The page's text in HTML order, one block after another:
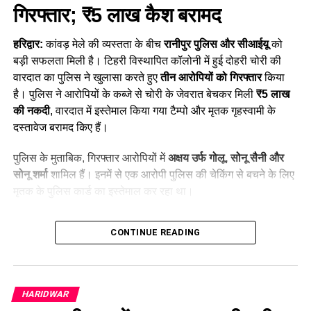
प्रतिबंधित स्थानों पर स्नान से लगातार हो
रहे हादसे
कांवड़ मेले को देखते हुए हरकी पैड़ी और आसपास के घाटों पर प्रशासन ने
सुरक्षा के व्यापक इंतजाम किए हैं। श्रद्धालुओं और कांवड़ियों से लगातार
अपील की जा रही है कि वे निर्धारित और सुरक्षित घाटों पर ही स्नान करें।
इसके साथ ही तेज बहाव वाले क्षेत्रों और प्रतिबंधित स्थानों पर जाने से
इसके बावजूद कई श्रद्धालु सुरक्षा के लिए लगाई गई रेलिंग को पार कर नदी
के ऐसे हिस्सों में पहुंच जाते हैं, जहां पानी की गहराई और बहाव का अंदाजा
हो सकती है।
गिरफ्तार; ₹5 लाख कैश बरामद
हरिद्वार: कांवड़ मेले की व्यस्तता के बीचरानीपुर पुलिस और सीआईयूको
बड़ी सफलता मिली है। टिहरी विस्थापित कॉलोनी में हुई दोहरी चोरी की
वारदात का पुलिस ने खुलासा करते हुएतीन आरोपियों को गिरफ्तारकिया
है। पुलिस ने आरोपियों के कब्जे से चोरी के जेवरात बेचकर मिली ₹5 लाख
की नकदी, वारदात में इस्तेमाल किया गया टैम्पो और मृतक गृहस्वामी के
दस्तावेज बरामद किए हैं।
पुलिस के मुताबिक, गिरफ्तार आरोपियों मेंअक्षय उर्फ गोलू, सोनू सैनी और
सोनू शर्माशामिल हैं। इनमें से एक आरोपी पुलिस की चेकिंग से बचने के लिए
Table of Contents
29 जुलाई की रात हुई थी चोरी
CCTV फुटेज से पुलिस को मिला सुराग
CONTINUE READING
HARIDWAR